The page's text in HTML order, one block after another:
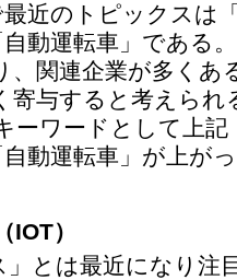
近のトピックスは
自動運転車」である
、関連企業が多くあ
寄与すると考えられ
ーワードとして上
自動運転車」が上が
）
」とは最近になり注